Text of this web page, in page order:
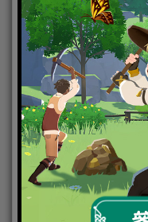
2022-03-17|Android,
時尚么怪GEmma 吳
實況主：
亞洲統神、令狐沖爺
台灣玩家引頸期盼的
《奧丁：神叛》挾